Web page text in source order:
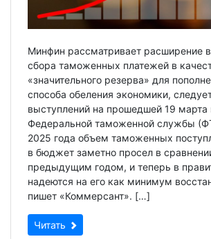
Минфин рассматривает расширение
сбора таможенных платежей в
«значительного резерва» для
способа обеления экономики,
выступлений на прошедшей 19 марта
Федеральной таможенной службы
2025 года объем таможенных
в бюджет заметно просел в
предыдущим годом, и теперь в
надеются на его как минимум
пишет «Коммерсант». […]
Читать